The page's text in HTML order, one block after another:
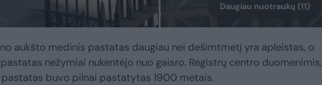
Daugiau nuotraukų (11)
aukšto medinis pastatas daugiau nei dešimtmetį yra apleistas, o
nežymiai nukentėjo nuo gaisro. Registrų centro duomenimis,
buvo pilnai pastatytas 1900 metais.